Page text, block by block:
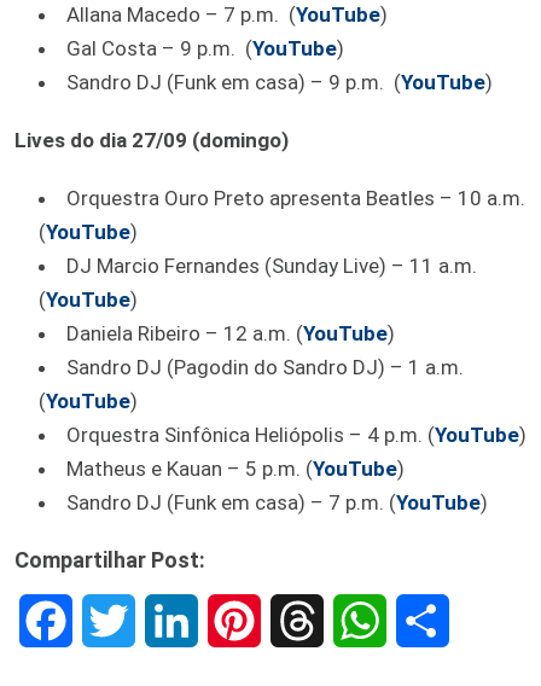
Allana Macedo – 7 p.m. (YouTube)
Gal Costa – 9 p.m. (YouTube)
Sandro DJ (Funk em casa) – 9 p.m. (YouTube)
Lives do dia 27/09 (domingo)
Orquestra Ouro Preto apresenta Beatles – 10 a.m.
(YouTube)
DJ Marcio Fernandes (Sunday Live) – 11 a.m.
(YouTube)
Daniela Ribeiro – 12 a.m. (YouTube)
Sandro DJ (Pagodin do Sandro DJ) – 1 a.m.
(YouTube)
Orquestra Sinfônica Heliópolis – 4 p.m. (YouTube)
Matheus e Kauan – 5 p.m. (YouTube)
Sandro DJ (Funk em casa) – 7 p.m. (YouTube)
Compartilhar Post: